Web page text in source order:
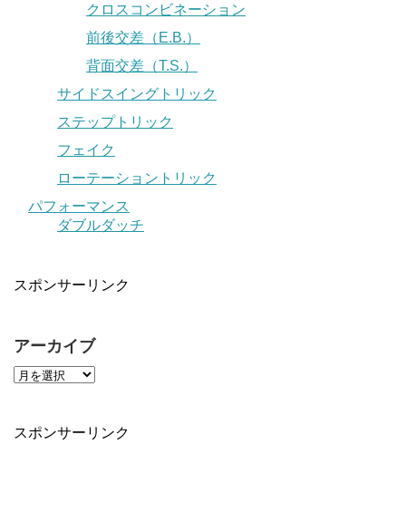
クロスコンビネーション
前後交差（E.B.）
背面交差（T.S.）
サイドスイングトリック
ステップトリック
フェイク
ローテーショントリック
パフォーマンス
ダブルダッチ
スポンサーリンク
アーカイブ
スポンサーリンク